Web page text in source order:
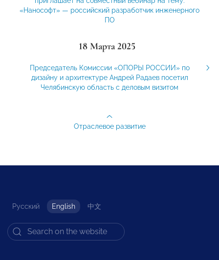
«Нанософт» — российский разработчик инженерного
ПО
18 Марта 2025
Председатель Комиссии «ОПОРЫ РОССИИ» по
дизайну и архитектуре Андрей Радаев посетил
Челябинскую область с деловым визитом
Отраслевое развитие
Русский English 中文